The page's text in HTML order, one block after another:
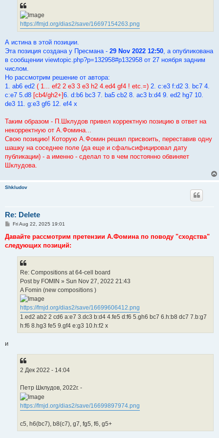
https://fmjd.org/dias2/save/16697154263.png
А истина в этой позиции.
Эта позиция создана у Пресмана - 29 Nov 2022 12:50 , а опубликована
в сообщении viewtopic.php?p=132958#p132958 от 27 ноября задним
числом.
Но рассмотрим решение от автора:
1. ab6 ed2 ( 1... ef2 2 e3 3 e3 h2 4.ed4 gf4 ! etc.=) 2. c:e3 f:d2 3. bc7 4.
c:e7 5.d8 [cb4/gh2+]6. d:b6 bc3 7. ba5 cb2 8. ac3 b:d4 9. ed2 hg7 10.
de3 11. g:e3 gf6 12. ef4 x
Таким образом - П.Шклудов привел корректную позицию в ответ на
некорректную от А.Фомина...
Свою позицию! Которую А.Фомин решил присвоить, переставив одну
шашку на соседнее поле (да еще и сфальсифицировал дату
публикации) - а именно - сделал то в чем постоянно обвиняет
Шклудова.
Shkludov
Re: Delete
P
s
Fri Aug 22, 2025 19:01
Давайте рассмотрим претензии А.Фомина по поводу "сходства"
следующих позиций:
Re: Compositions at 64-cell board
Post by FOMIN » Sun Nov 27, 2022 21:43
A Fomin (new compositions )
https://fmjd.org/dias2/save/16699606412.png
1.ed2 ab2 2 cd6 a:e7 3.dc3 b:d4 4.fe5 d:f6 5.gh6 bc7 6.h:b8 dc7 7.b:g7
h:f6 8.hg3 fe5 9.gf4 e:g3 10.h:f2 x
и
2 Дек 2022 - 14:04
Петр Шклудов, 2022г. -
https://fmjd.org/dias2/save/16699897974.png
с5, h6(bc7), b8(c7), g7, fg5, f6, g5+